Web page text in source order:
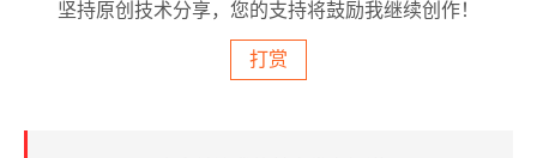
坚持原创技术分享，您的支持将鼓励我继续创作！
打赏